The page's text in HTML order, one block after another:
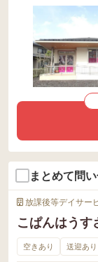
まとめて問
放課後等デイサー
こぱんはう
空きあり 送迎あり